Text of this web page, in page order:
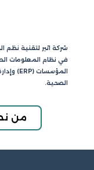
شركة اثير لتقنية نظم
الصحية.
من